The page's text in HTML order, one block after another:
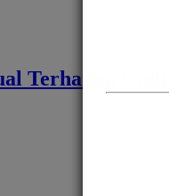
Terhadap